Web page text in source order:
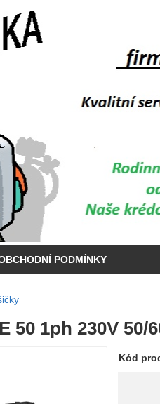
PODMÍNKY
50 1ph 230V 50/
Kód